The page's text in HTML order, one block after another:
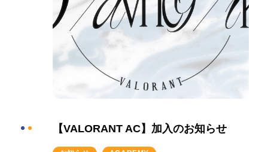
【VALORANT AC】加入のお知らせ